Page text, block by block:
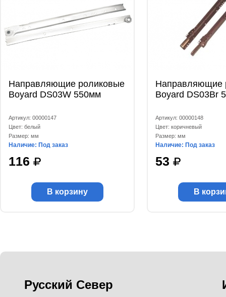
Направляющие роликовые
Boyard DS03W 550мм
Артикул: 00000147
Цвет: белый
Размер: мм
Наличие: Под заказ
116
В корзину
Направляющие
Boyard DS03Br
Артикул: 00000148
Цвет: коричневый
Размер: мм
Наличие: Под заказ
53
В
Русский Север